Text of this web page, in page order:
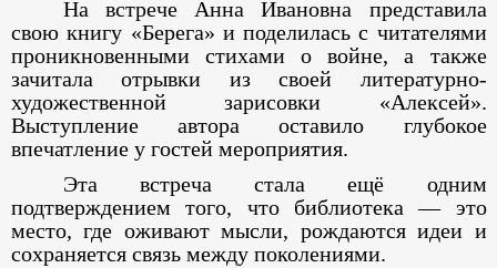
На встрече Анна Ивановна представила
свою книгу «Берега» и поделилась с читателями
проникновенными стихами о войне, а также
зачитала отрывки из своей литературно-
художественной зарисовки «Алексей».
Выступление автора оставило глубокое
впечатление у гостей мероприятия.
Эта встреча стала ещё одним
подтверждением того, что библиотека — это
место, где оживают мысли, рождаются идеи и
сохраняется связь между поколениями.